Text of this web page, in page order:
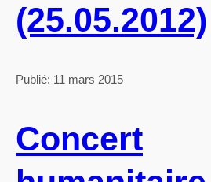
(25.05.2012)
Publié: 11 mars 2015
Concert